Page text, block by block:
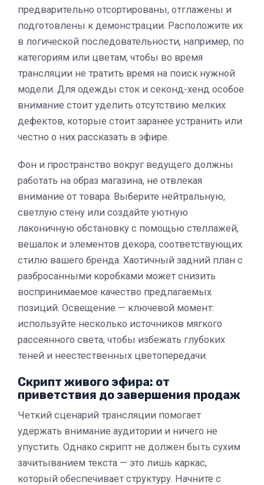
предварительно отсортированы, отглажены и
подготовлены к демонстрации. Расположите их
в логической последовательности, например, по
категориям или цветам, чтобы во время
трансляции не тратить время на поиск нужной
модели. Для одежды сток и секонд-хенд особое
внимание стоит уделить отсутствию мелких
дефектов, которые стоит заранее устранить или
честно о них рассказать в эфире.
Фон и пространство вокруг ведущего должны
работать на образ магазина, не отвлекая
внимание от товара. Выберите нейтральную,
светлую стену или создайте уютную
лаконичную обстановку с помощью стеллажей,
вешалок и элементов декора, соответствующих
стилю вашего бренда. Хаотичный задний план с
разбросанными коробками может снизить
воспринимаемое качество предлагаемых
позиций. Освещение — ключевой момент:
используйте несколько источников мягкого
рассеянного света, чтобы избежать глубоких
теней и неестественных цветопередачи.
Скрипт живого эфира: от
приветствия до завершения продаж
Четкий сценарий трансляции помогает
удержать внимание аудитории и ничего не
упустить. Однако скрипт не должен быть сухим
зачитыванием текста — это лишь каркас,
который обеспечивает структуру. Начните с